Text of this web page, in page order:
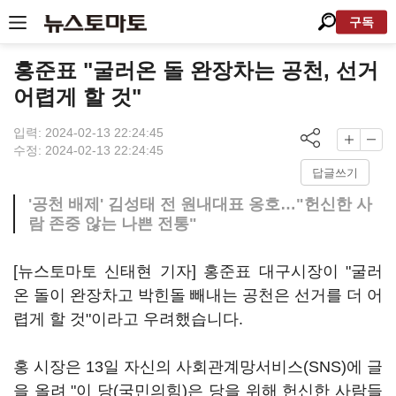
구독
홍준표 "굴러온 돌 완장차는 공천, 선거
어렵게 할 것"
입력: 2024-02-13 22:24:45
수정: 2024-02-13 22:24:45
답글쓰기
'공천 배제' 김성태 전 원내대표 옹호…"헌신한 사
람 존중 않는 나쁜 전통"
[뉴스토마토 신태현 기자] 홍준표 대구시장이 "굴러
온 돌이 완장차고 박힌돌 빼내는 공천은 선거를 더 어
렵게 할 것"이라고 우려했습니다.
홍 시장은 13일 자신의 사회관계망서비스(SNS)에 글
을 올려 "이 당(국민의힘)은 당을 위해 헌신한 사람들